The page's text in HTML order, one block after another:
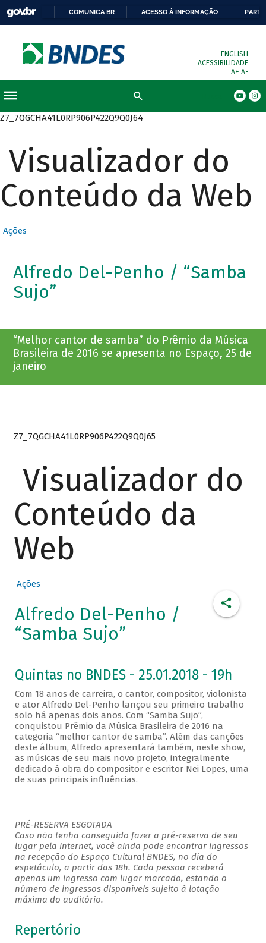
COMUNICA BR ACESSO À INFORMAÇÃO
ENGLISH
ACESSIBILIDADE
A+ A-
Z7_7QGCHA41L0RP906P422Q9Q0J64
Visualizador do
Conteúdo da Web
Ações
Alfredo Del-Penho / “Samba
Sujo”
“Melhor cantor de samba” do Prêmio da Música
Brasileira de 2016 se apresenta no Espaço, 25 de
janeiro
Z7_7QGCHA41L0RP906P422Q9Q0J65
Visualizador do
Conteúdo da
Web
Ações
Alfredo Del-Penho /
“Samba Sujo”
Quintas no BNDES - 25.01.2018 - 19h
Com 18 anos de carreira, o cantor, compositor, violonista
e ator Alfredo Del-Penho lançou seu primeiro trabalho
solo há apenas dois anos. Com “Samba Sujo”,
conquistou Prêmio da Música Brasileira de 2016 na
categoria “melhor cantor de samba”. Além das canções
deste álbum, Alfredo apresentará também, neste show,
as músicas de seu mais novo projeto, integralmente
dedicado à obra do compositor e escritor Nei Lopes, uma
de suas principais influências.
PRÉ-RESERVA ESGOTADA
Caso não tenha conseguido fazer a pré-reserva de seu
lugar pela internet, você ainda pode encontrar ingressos
na recepção do Espaço Cultural BNDES, no dia do
espetáculo, a partir das 18h. Cada pessoa receberá
apenas um ingresso com lugar marcado, estando o
número de ingressos disponíveis sujeito à lotação
máxima do auditório.
Repertório